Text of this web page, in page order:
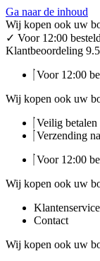
Ga naar de inhoud
Wij kopen ook uw
✓ Voor 12:00
Klantbeoordeling
Voor 12:00
Wij kopen ook uw
Veilig betalen
Verzending
Voor 12:00
Wij kopen ook uw
Klantenservice
Contact
Wij kopen ook uw